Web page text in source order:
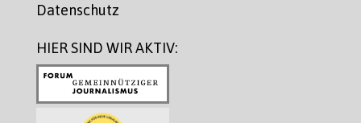
Datenschutz
HIER SIND WIR AKTIV: